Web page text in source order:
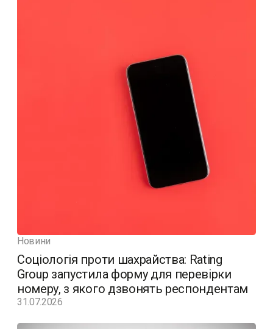
Новини
Соціологія проти шахрайства: Rating
Group запустила форму для перевірки
номеру, з якого дзвонять респондентам
31.07.2026